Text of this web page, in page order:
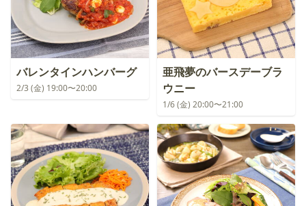
バレンタインハンバーグ
2/3 (金) 19:00〜20:00
亜飛夢のバースデーブラ
ウニー
1/6 (金) 20:00〜21:00